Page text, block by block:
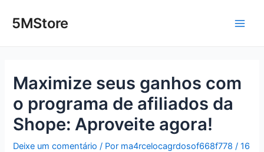
para5MStore
Maximize seus ganhos com
o programa de afiliados da
Shope: Aproveite agora!
Deixe um comentário / Por ma4rcelocagrdosof668f778/16
navigation